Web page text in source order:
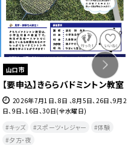
山口市
【要申込】きららバドミントン教室
2026年7月1日、8日 、8月5日、26日、9月2
日、9日、16日、30日(全水曜日)
キッズ
スポーツ・レジャー
体験
夕方・夜​